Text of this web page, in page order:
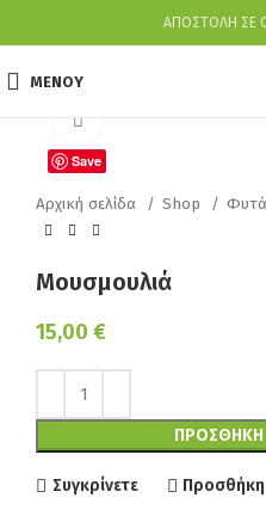
ΑΠΟΣΤΟΛΗ ΣΕ
ΜΕΝΟΥ
Save
Αρχική σελίδα Shop
Μουσμουλιά
15,00 €
ΠΡΟΣΘΉΚΗ
Συγκρίνετε Προσθήκη